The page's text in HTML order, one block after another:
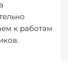
к работам